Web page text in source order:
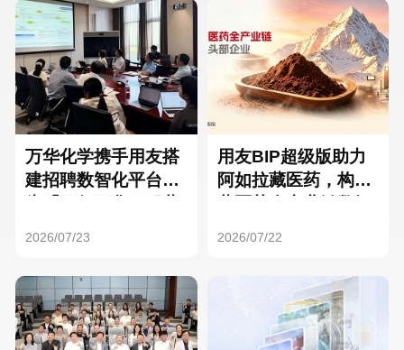
万华化学携手用友搭
建招聘数智化平台，
2026/07/23
用友BIP超级版助力
阿如拉藏医药，构建
2026/07/22